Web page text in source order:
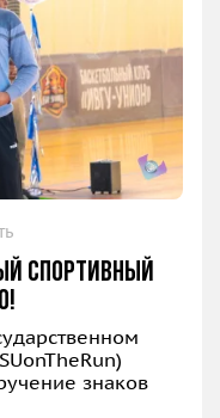
спортивный
)
знаков